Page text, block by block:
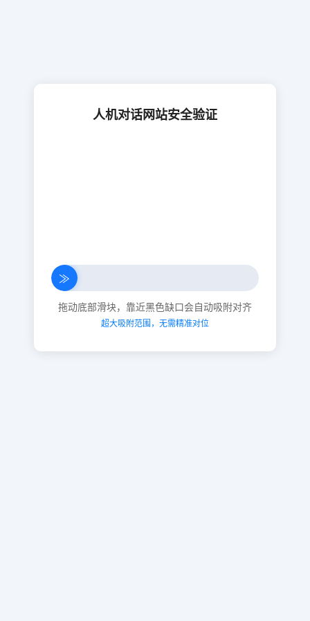
人机对话网站安全验证
≫
拖动底部滑块，靠近黑色缺口会自动吸附对齐
超大吸附范围，无需精准对位